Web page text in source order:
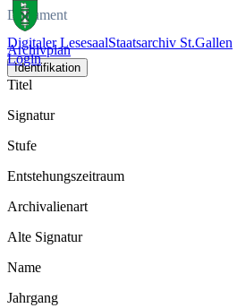
Digitaler LesesaalStaatsarchiv St.Gallen
Login
Dokument
Archivplan
Identifikation
Titel
Signatur
Stufe
Entstehungszeitraum
Archivalienart
Alte Signatur
Name
Jahrgang